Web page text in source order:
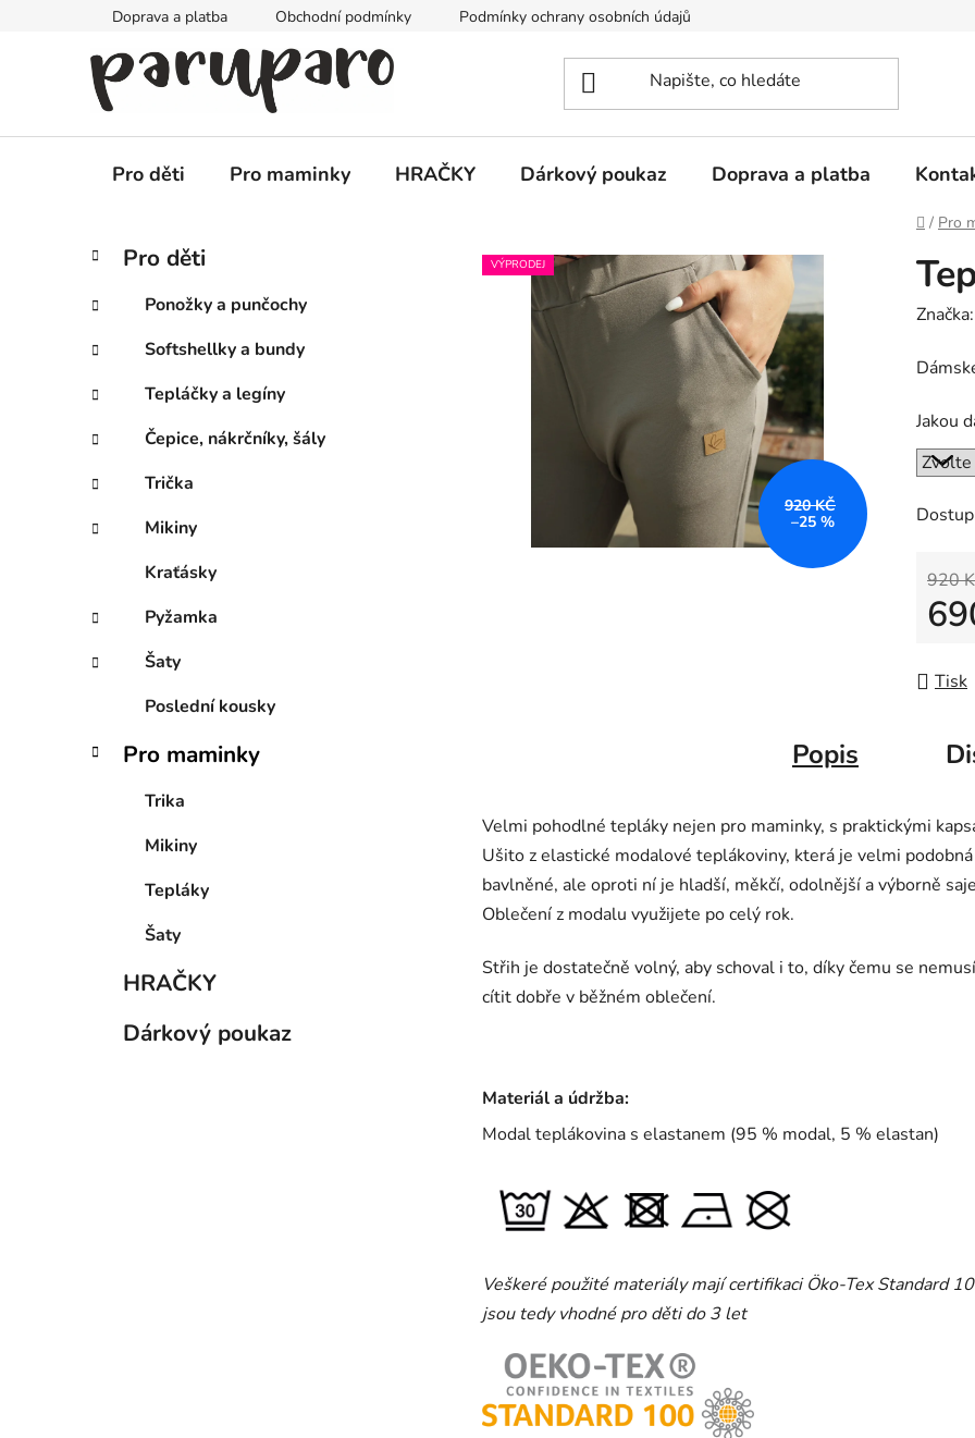
Doprava a platba Obchodní podmínky Podmínky ochrany osobních údajů
Pro děti Pro maminky HRAČKY Dárkový poukaz Doprava a platba
Domů
/ Pro
P
s
r
a
n
í
p
a
l
Přeskočit
kategorie
K
a
e
g
o
r
e
Pro děti
Ponožky a punčochy
Softshellky a bundy
Tepláčky a legíny
Čepice, nákrčníky, šály
Trička
Mikiny
Kraťásky
Pyžamka
Šaty
Poslední kousky
Pro maminky
Trika
Mikiny
Tepláky
Šaty
HRAČKY
Dárkový poukaz
Jakou
920
Tisk
VÝPRODEJ
920 KČ
–25 %
Popis
Velmi pohodlné tepláky nejen pro maminky, s praktickými
Ušito z elastické modalové teplákoviny, která je velmi
bavlněné, ale oproti ní je hladší, měkčí, odolnější a výborně
Oblečení z modalu využijete po celý rok.
Střih je dostatečně volný, aby schoval i to, díky čemu se
cítit dobře v běžném oblečení.
Materiál a údržba:
Modal teplákovina s elastanem (95 % modal, 5 % elastan)
Veškeré použité materiály mají certifikaci Öko-Tex Standard
jsou tedy vhodné pro děti do 3 let